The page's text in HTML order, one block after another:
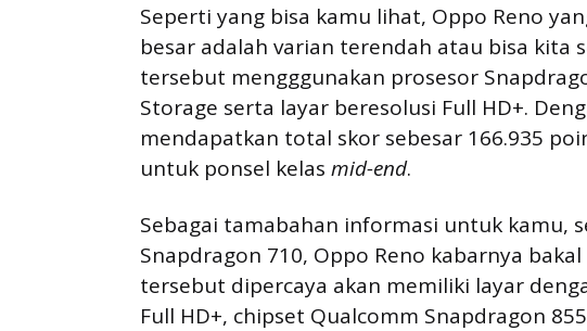
Seperti yang bisa kamu lihat, Oppo Reno
besar adalah varian terendah atau bisa kita
tersebut mengggunakan prosesor
Storage serta layar beresolusi Full HD+.
mendapatkan total skor sebesar 166.935
untuk ponsel kelas mid-end.
Sebagai tamabahan informasi untuk kamu,
Snapdragon 710, Oppo Reno kabarnya
tersebut dipercaya akan memiliki layar
Full HD+, chipset Qualcomm Snapdragon